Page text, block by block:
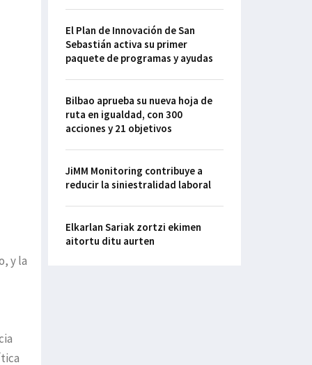
y la
El Plan de Innovación de San
Sebastián activa su primer
paquete de programas y ayudas
Bilbao aprueba su nueva hoja de
ruta en igualdad, con 300
acciones y 21 objetivos
JiMM Monitoring contribuye a
reducir la siniestralidad laboral
Elkarlan Sariak zortzi ekimen
aitortu ditu aurten